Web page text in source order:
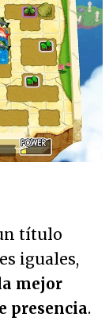
título
iguales,
mejor
presencia.